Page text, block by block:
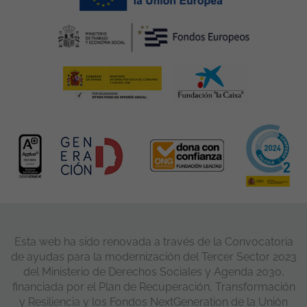
Esta web ha sido renovada a través de la Convocatoria
de ayudas para la modernización del Tercer Sector 2023
del Ministerio de Derechos Sociales y Agenda 2030,
financiada por el Plan de Recuperación, Transformación
y Resiliencia y los Fondos NextGeneration de la Unión